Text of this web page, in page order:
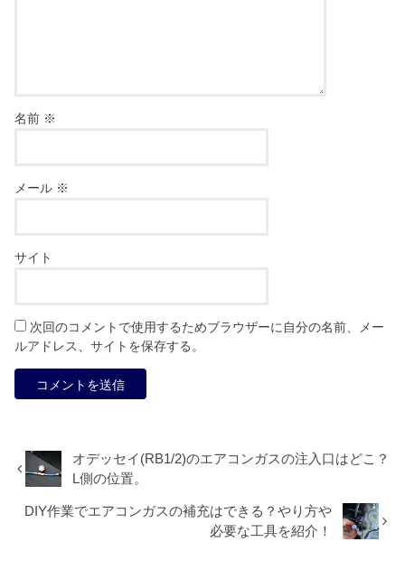
名前 ※
メール ※
サイト
次回のコメントで使用するためブラウザーに自分の名前、メー
ルアドレス、サイトを保存する。
オデッセイ(RB1/2)のエアコンガスの注入口はどこ？
L側の位置。
DIY作業でエアコンガスの補充はできる？やり方や
必要な工具を紹介！